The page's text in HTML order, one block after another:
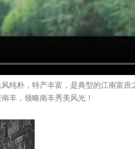
纯朴，特产丰富，是典型的江南富
丰，领略南丰秀美风光！